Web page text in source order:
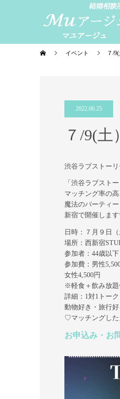
イベント ７/
2022.06.25
７/9(
渋谷ラブストー
「渋谷ラブスト
マッチング率の高
魔法のパーティ
新宿で開催しま
日時：７月９日
場所：西新宿
参加者：44歳以下
参加費：男性
女性4,500円
※軽食＋飲み放題
詳細：1対1トーク
動物好き・旅行
♡マッチングした
お申込み・お